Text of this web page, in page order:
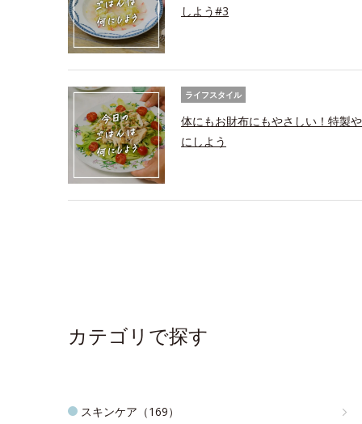
しよう#3
ライフスタイル
体にもお財布にもやさしい！特製
にしよう
カテゴリで探す
スキンケア（169）